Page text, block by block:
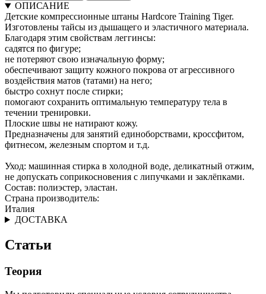
ОПИСАНИЕ
Детские компрессионные штаны Hardcore Training Tiger.
Изготовлены тайсы из дышащего и эластичного материала.
Благодаря этим свойствам леггинсы:
садятся по фигуре;
не потеряют свою изначальную форму;
обеспечивают защиту кожного покрова от агрессивного
воздействия матов (татами) на него;
быстро сохнут после стирки;
помогают сохранить оптимальную температуру тела в
течении тренировки.
Плоские швы не натирают кожу.
Предназначены для занятий единоборствами, кроссфитом,
фитнесом, железным спортом и т.д.
Уход: машинная стирка в холодной воде, деликатный отжим,
не допускать соприкосновения с липучками и заклёпками.
Состав: полиэстер, эластан.
Страна производитель:
Италия
ДОСТАВКА
Статьи
Теория